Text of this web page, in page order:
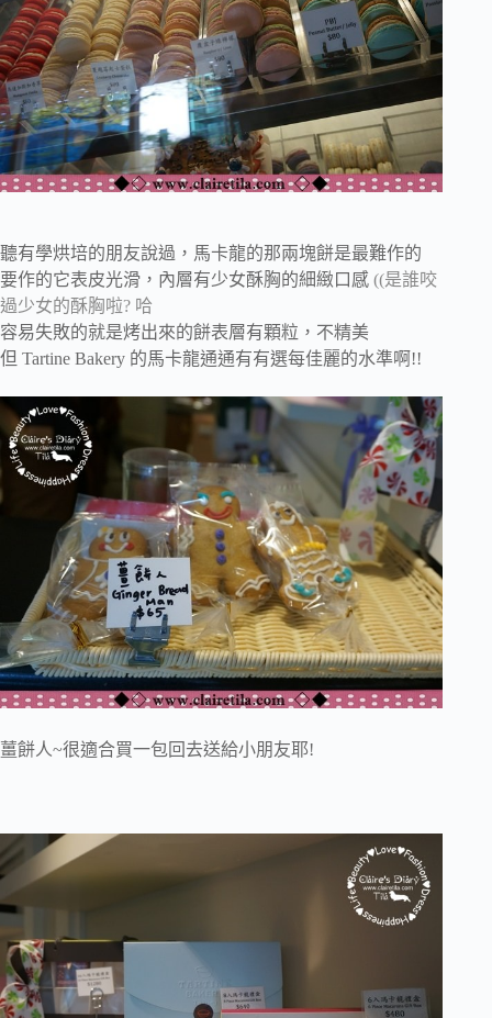
聽有學烘培的朋友說過，馬卡龍的那兩塊餅是最難作的
要作的它表皮光滑，內層有少女酥胸的細緻口感 ((是誰咬
過少女的酥胸啦? 哈
容易失敗的就是烤出來的餅表層有顆粒，不精美
但 Tartine Bakery 的馬卡龍通通有有選每佳麗的水準啊!!
薑餅人~很適合買一包回去送給小朋友耶!